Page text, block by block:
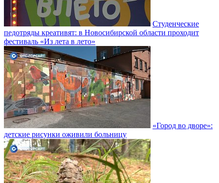
Студенческие
педотряды креативят: в Новосибирской области проходит
фестиваль «Из лета в лето»
«Город во дворе»:
детские рисунки оживили больницу